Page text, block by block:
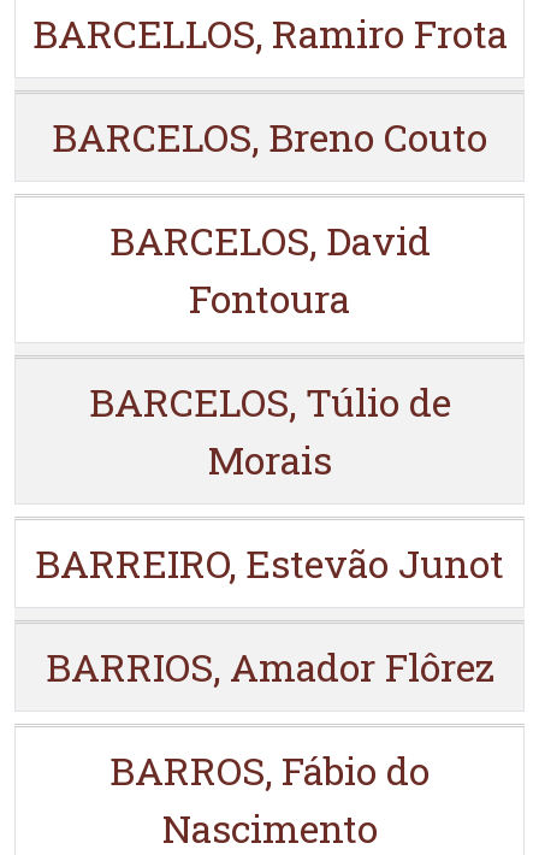
BARCELLOS, Ramiro Frota
BARCELOS, Breno Couto
BARCELOS, David
Fontoura
BARCELOS, Túlio de
Morais
BARREIRO, Estevão Junot
BARRIOS, Amador Flôrez
BARROS, Fábio do
Nascimento